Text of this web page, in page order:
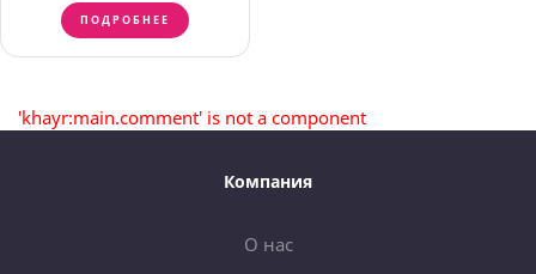
ПОДРОБНЕЕ
'khayr:main.comment' is not a component
Компания
О нас